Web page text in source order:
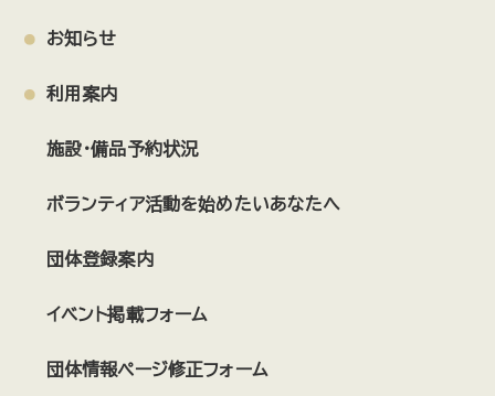
お知らせ
利用案内
施設・備品予約状況
ボランティア活動を始めたいあなたへ
団体登録案内
イベント掲載フォーム
団体情報ページ修正フォーム